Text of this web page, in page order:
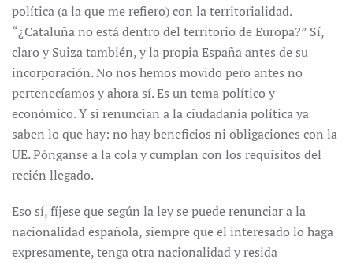
política (a la que me refiero) con la territorialidad.
“¿Cataluña no está dentro del territorio de Europa?” Sí,
claro y Suiza también, y la propia España antes de su
incorporación. No nos hemos movido pero antes no
pertenecíamos y ahora sí. Es un tema político y
económico. Y si renuncian a la ciudadanía política ya
saben lo que hay: no hay beneficios ni obligaciones con la
UE. Pónganse a la cola y cumplan con los requisitos del
recién llegado.
Eso sí, fíjese que según la ley se puede renunciar a la
nacionalidad española, siempre que el interesado lo haga
expresamente, tenga otra nacionalidad y resida